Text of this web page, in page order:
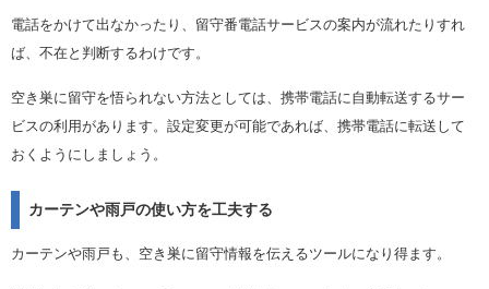
電話をかけて出なかったり、留守番電話サービスの案内が流れたりすれ
ば、不在と判断するわけです。
空き巣に留守を悟られない方法としては、携帯電話に自動転送するサー
ビスの利用があります。設定変更が可能であれば、携帯電話に転送して
おくようにしましょう。
カーテンや雨戸の使い方を工夫する
カーテンや雨戸も、空き巣に留守情報を伝えるツールになり得ます。